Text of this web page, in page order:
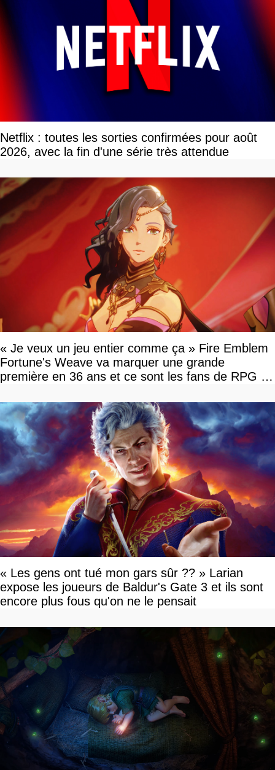
Netflix : toutes les sorties confirmées pour août
2026, avec la fin d'une série très attendue
« Je veux un jeu entier comme ça » Fire Emblem
Fortune's Weave va marquer une grande
première en 36 ans et ce sont les fans de RPG en
« Les gens ont tué mon gars sûr ?? » Larian
expose les joueurs de Baldur's Gate 3 et ils sont
encore plus fous qu'on ne le pensait